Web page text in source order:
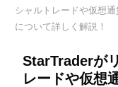
シャルトレードや仮想
について詳しく解説！
StarTraderが
レードや仮想